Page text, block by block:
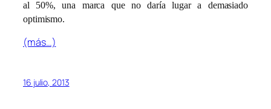
al 50%, una marca que no daría lugar a demasiado
optimismo.
(más…)
16 julio, 2013